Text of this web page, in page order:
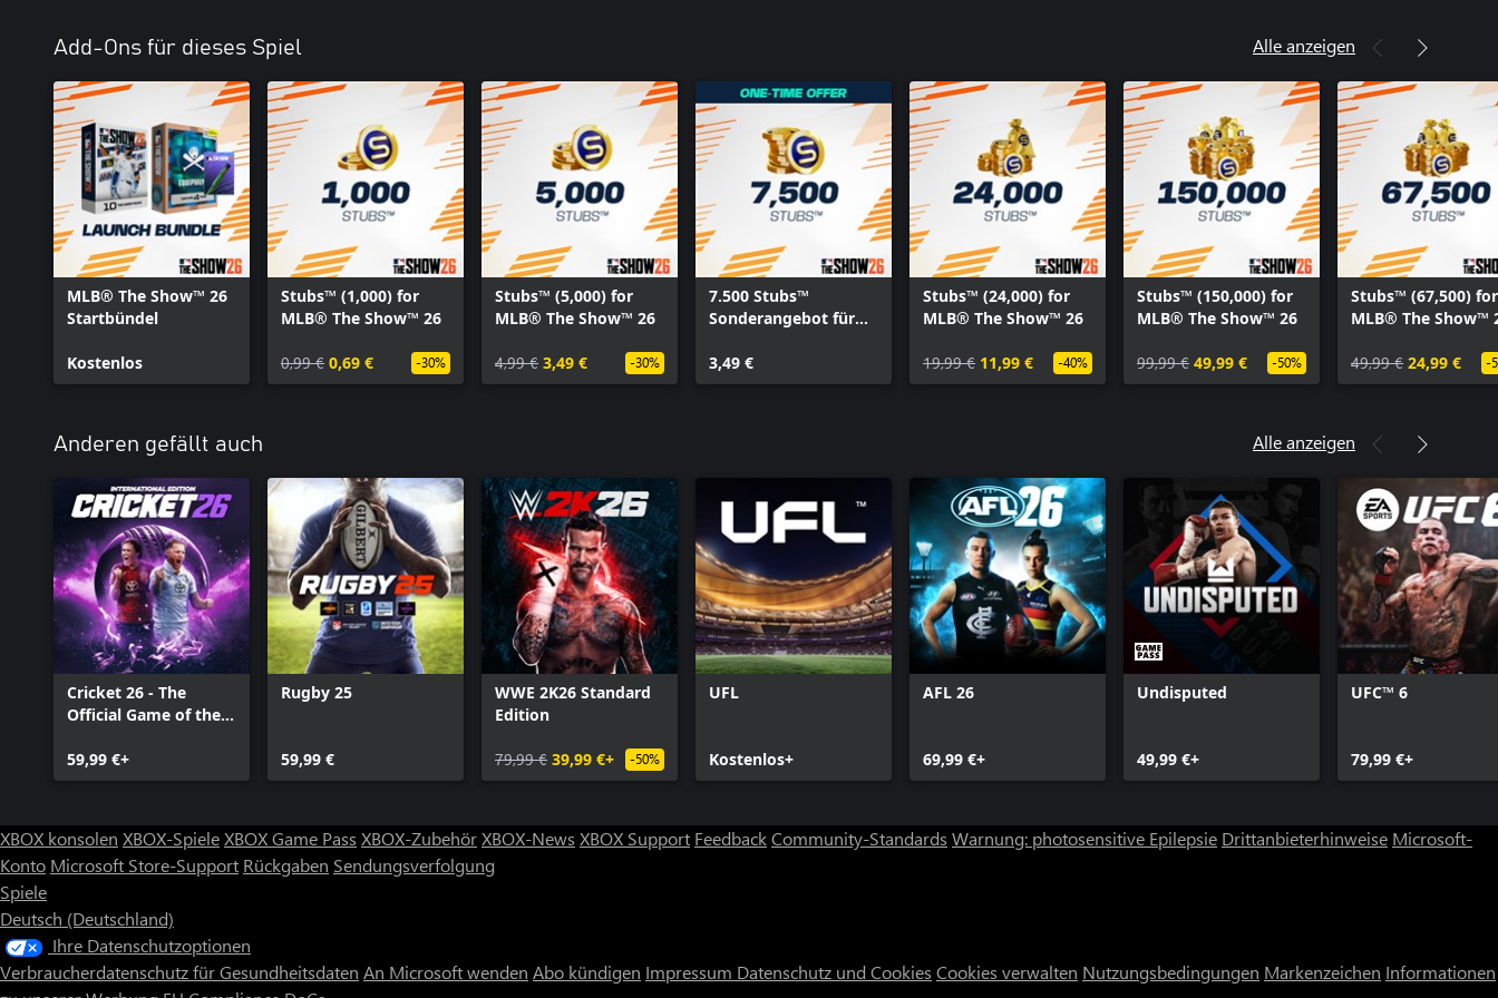
Add-Ons für dieses Spiel Alle anzeigen
MLB® The Show™ 26
Startbündel
Kostenlos
Stubs™ (1,000) for
MLB® The Show™ 26
0,99 € 0,69 € -30%
Stubs™ (5,000) for
MLB® The Show™ 26
4,99 € 3,49 € -30%
7.500 Stubs™
Sonderangebot für
3,49 €
Stubs™ (24,000) for
MLB® The Show™ 26
19,99 € 11,99 € -40%
Stubs™ (150,000) for
MLB® The Show™ 26
99,99 € 49,99 € -50%
Stubs™ (67,500) for
MLB® The Show™
49,99 € 24,99 € -
Anderen gefällt auch Alle anzeigen
Cricket 26 - The
Official Game of the
59,99 €+
Rugby 25
59,99 €
WWE 2K26 Standard
Edition
79,99 € 39,99 €+ -50%
UFL
Kostenlos+
AFL 26
69,99 €+
Undisputed
49,99 €+
UFC™ 6
79,99 €+
XBOX konsolen XBOX-SpieleXBOX Game Pass XBOX-ZubehörXBOX-News XBOX Support FeedbackCommunity-Standards Warnung: photosensitive Epilepsie Drittanbieterhinweise Microsoft-
Konto Microsoft Store-Support Rückgaben Sendungsverfolgung
Spiele
Deutsch (Deutschland)
Ihre Datenschutzoptionen
Verbraucherdatenschutz für Gesundheitsdaten An Microsoft wenden Abo kündigen Impressum Datenschutz und Cookies Cookies verwalten Nutzungsbedingungen Markenzeichen Informationen